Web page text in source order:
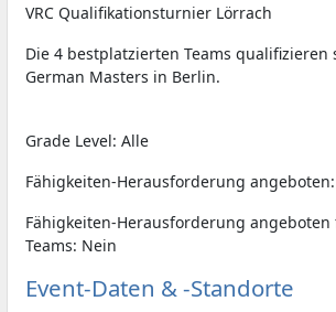
VRC Qualifikationsturnier Lörrach
Die 4 bestplatzierten Teams qualifizieren
German Masters in Berlin.
Grade Level: Alle
Fähigkeiten-Herausforderung
Fähigkeiten-Herausforderung angeboten
Teams: Nein
Event-Daten & -Standorte